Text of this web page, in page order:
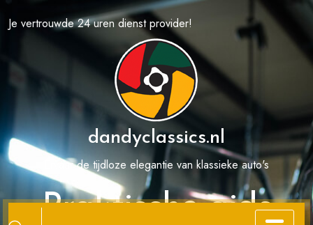
naar
inhoud
Je vertrouwde 24 uren dienst provider!
dandyclassics.nl
Ervaar de tijdloze elegantie van klassieke auto's
Praktische gids